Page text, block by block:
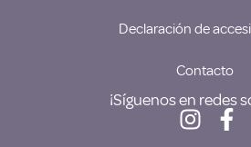
Declaración de
Contacto
¡Síguenos en redes